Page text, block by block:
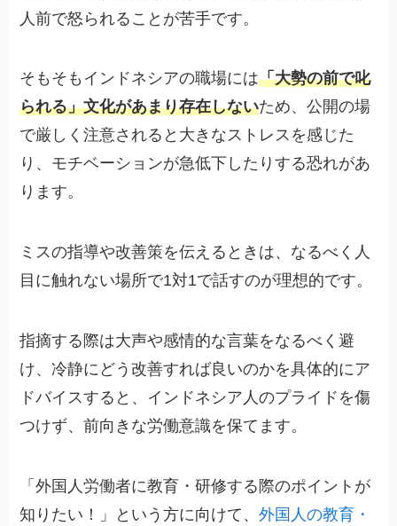
人前で怒られることが苦手です。
そもそもインドネシアの職場には「大勢の前で叱
られる」文化があまり存在しないため、公開の場
で厳しく注意されると大きなストレスを感じた
り、モチベーションが急低下したりする恐れがあ
ります。
ミスの指導や改善策を伝えるときは、なるべく人
目に触れない場所で1対1で話すのが理想的です。
指摘する際は大声や感情的な言葉をなるべく避
け、冷静にどう改善すれば良いのかを具体的にア
ドバイスすると、インドネシア人のプライドを傷
つけず、前向きな労働意識を保てます。
「外国人労働者に教育・研修する際のポイントが
知りたい！」という方に向けて、外国人の教育・